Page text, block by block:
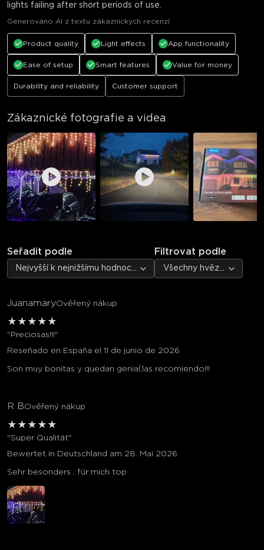
lights failing after short periods of use.
Generováno AI z textu zákaznických recenzí
Product quality Light effects App functionality
Ease of setup Smart features Value for money
Durability and reliability Customer support
Zákaznické fotografie a videa
Seřadit podle
Nejvyšší k nejnižšímu hodnocení
Filtrovat podle
Všechny hvězdičky
JuanamaryOvěřený nákup
★ ★ ★ ★ ★
"Preciosas!!!"
Reseñado en España el 11 de junio de 2026
Son muy bonitas y quedan genial,las recomiendo!!!
R BOvěřený nákup
★ ★ ★ ★ ★
"Super Qualität"
Bewertet in Deutschland am 28. Mai 2026
Sehr besonders , für mich top